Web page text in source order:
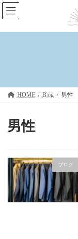
コ
ン
テ
ン
ナ
ビ
ゲ
ー
HOME Blog 男性
男性
ブログ